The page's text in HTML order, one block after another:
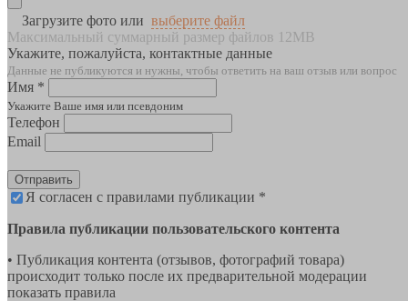
Загрузите фото или выберите файл
Максимальный суммарный размер файлов 12MB
Укажите, пожалуйста, контактные данные
Данные не публикуются и нужны, чтобы ответить на ваш отзыв или вопрос
Имя *
Укажите Ваше имя или псевдоним
Телефон
Email
Отправить
Я согласен с правилами публикации *
Правила публикации пользовательского контента
• Публикация контента (отзывов, фотографий товара)
происходит только после их предварительной модерации
показать правила